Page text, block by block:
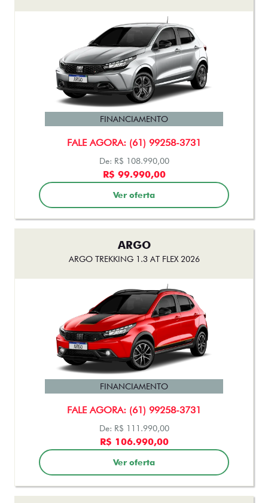
FALE AGORA: (61) 99258-3731
FINANCIAMENTO
De: R$ 108.990,00
R$ 99.990,00
Ver oferta
ARGO
ARGO TREKKING 1.3 AT FLEX 2026
FALE AGORA: (61) 99258-3731
FINANCIAMENTO
De: R$ 111.990,00
R$ 106.990,00
Ver oferta